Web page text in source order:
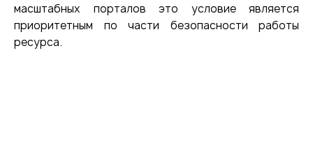
масштабных порталов это условие является
приоритетным по части безопасности работы
ресурса.